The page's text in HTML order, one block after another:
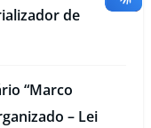
de
“Marco
– Lei